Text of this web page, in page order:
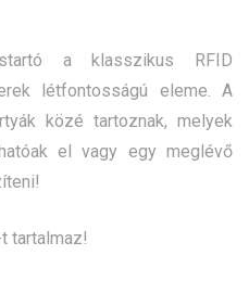
a klasszikus RFID
létfontosságú eleme. A
közé tartoznak, melyek
el vagy egy meglévő
tartalmaz!